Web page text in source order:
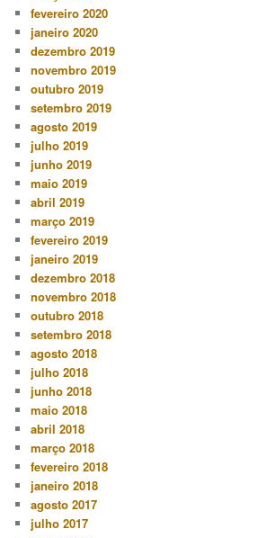
fevereiro 2020
janeiro 2020
dezembro 2019
novembro 2019
outubro 2019
setembro 2019
agosto 2019
julho 2019
junho 2019
maio 2019
abril 2019
março 2019
fevereiro 2019
janeiro 2019
dezembro 2018
novembro 2018
outubro 2018
setembro 2018
agosto 2018
julho 2018
junho 2018
maio 2018
abril 2018
março 2018
fevereiro 2018
janeiro 2018
agosto 2017
julho 2017